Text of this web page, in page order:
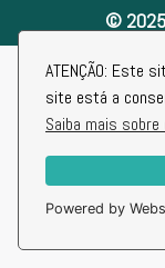
ATENÇÃO: Este
site está a
Saiba mais
Powered by
© 2025